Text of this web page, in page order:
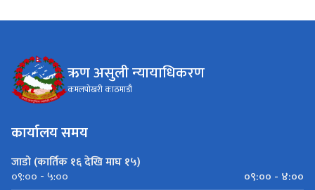
ऋण असुली न्यायाधिकरण
कमलपोखरी काठमाडौ
कार्यालय समय
जाडो (कार्तिक १६ देखि माघ १५)
०९:०० - ५:००
०९:०० - ४:००